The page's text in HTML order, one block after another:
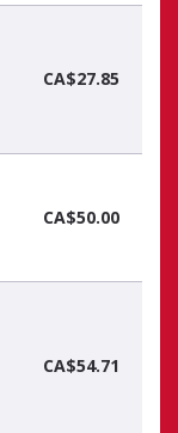
CA$27.85
CA$50.00
CA$54.71